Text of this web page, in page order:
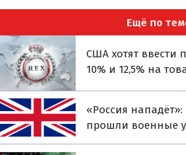
Ещё по
США хотят ввести
10% и 12,5% на
«Россия
прошли военные